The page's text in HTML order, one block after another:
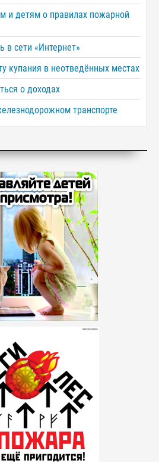
и детям о правилах пожарной
в сети «Интернет»
купания в неотведённых местах
о доходах
транспорте